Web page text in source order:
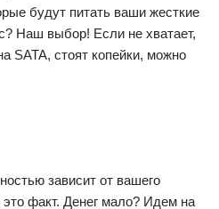
будут питать ваши жесткие
Наш выбор! Если не хватает,
SATA, стоят копейки, можно
зависит от вашего
факт. Денег мало? Идем на